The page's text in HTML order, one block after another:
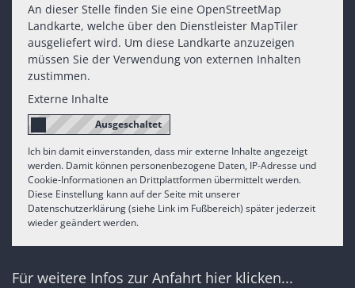
An dieser Stelle finden Sie eine OpenStreetMap
Landkarte, welche über den Dienstleister MapTiler
ausgeliefert wird. Um diese Landkarte anzuzeigen
müssen Sie der Verwendung von externen Inhalten
zustimmen.
Externe Inhalte
Ich bin damit einverstanden, dass mir externe Inhalte angezeigt
werden. Damit können personenbezogene Daten, IP-Adresse und
Cookie-Informationen an Drittplattformen übermittelt werden.
Diese Einstellung kann auf der Seite mit unserer
Datenschutzerklärung (siehe Link im Fußbereich) später jederzeit
wieder geändert werden.
Für weitere Infos zur Anfahrt hier klicken...